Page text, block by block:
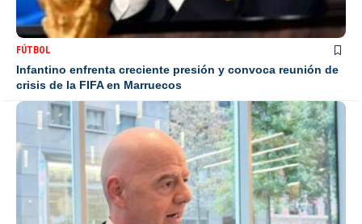
FÚTBOL
Infantino enfrenta creciente presión y convoca reunión de
crisis de la FIFA en Marruecos